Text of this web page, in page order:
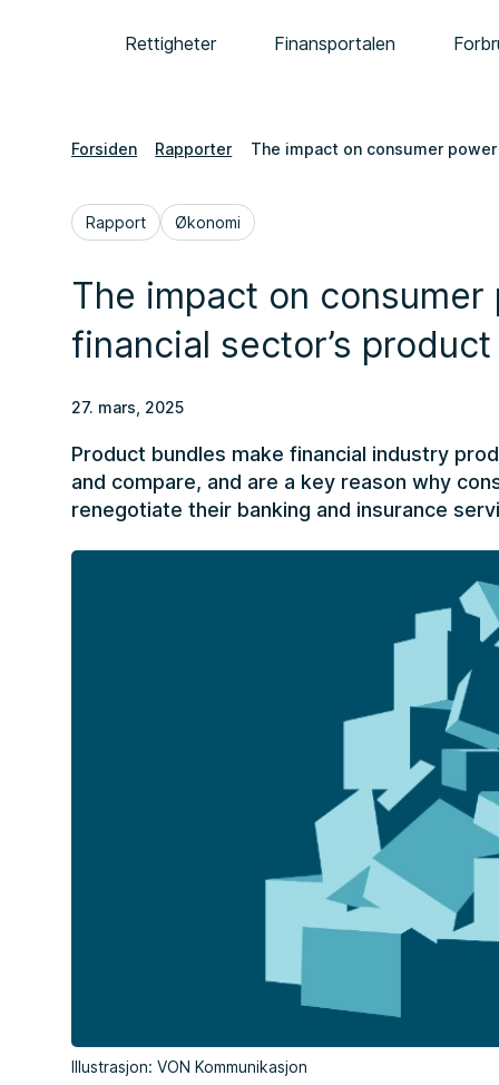
Rettigheter Finansportalen
Forsiden Rapporter The impact on consumer
Rapport Økonomi
The impact on
financial sector’s
27. mars, 2025
Product bundles make financial industry
and compare, and are a key reason why
renegotiate their banking and insurance
Illustrasjon: VON Kommunikasjon